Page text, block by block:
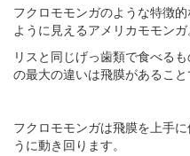
フクロモモンガのような特徴
ように見えるアメリカモモンガ
リスと同じげっ歯類で食べる
の最大の違いは飛膜があること
フクロモモンガは飛膜を上手
うに動き回ります。